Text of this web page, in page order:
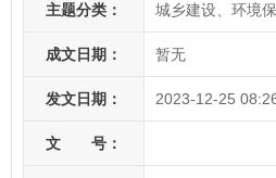
主题分类： 城乡建设、环境
成文日期： 暂无
发文日期： 2023-12-25
文 号：